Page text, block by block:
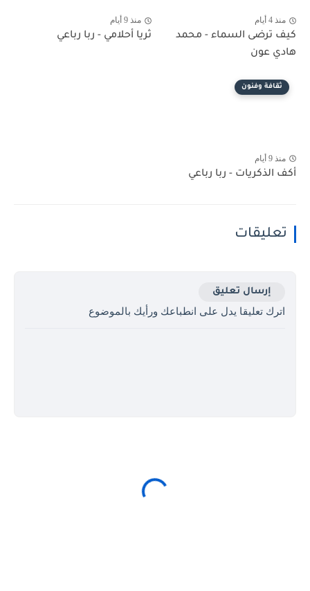
منذ 4 أيام
كيف ترضى السماء - محمد
هادي عون
منذ 9 أيام
ثريا أحلامي - ربا رباعي
ثقافة وفنون
منذ 9 أيام
أكف الذكريات - ربا رباعي
تعليقات
إرسال تعليق
اترك تعليقا يدل على انطباعك ورأيك بالموضوع